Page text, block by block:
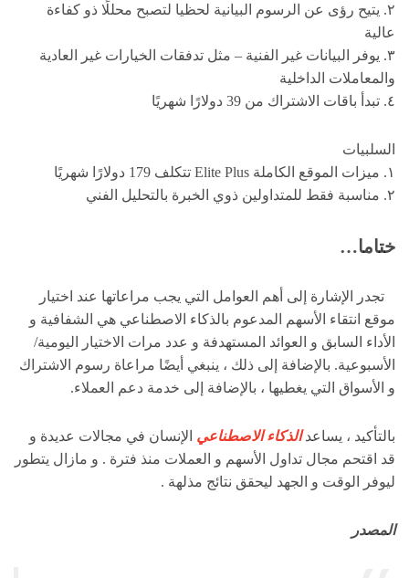
٢. يتيح رؤى عن الرسوم البيانية لحظيا لتصبح محللًا ذو كفاءة
عالية
٣. يوفر البيانات غير الفنية – مثل تدفقات الخيارات غير العادية
والمعاملات الداخلية
٤. تبدأ باقات الاشتراك من 39 دولارًا شهريًا
السلبيات
١. ميزات الموقع الكاملة Elite Plus تتكلف 179 دولارًا شهريًا
٢. مناسبة فقط للمتداولين ذوي الخبرة بالتحليل الفني
ختاما…
تجدر الإشارة إلى أهم العوامل التي يجب مراعاتها عند اختيار
موقع انتقاء الأسهم المدعوم بالذكاء الاصطناعي هي الشفافية و
الأداء السابق و العوائد المستهدفة و عدد مرات الاختيار اليومية/
الأسبوعية. بالإضافة إلى ذلك ، ينبغي أيضًا مراعاة رسوم الاشتراك
و الأسواق التي يغطيها ، بالإضافة إلى خدمة دعم العملاء.
بالتأكيد ، يساعدالذكاء الاصطناعي الإنسان في مجالات عديدة و
قد اقتحم مجال تداول الأسهم و العملات منذ فترة . و مازال يتطور
ليوفر الوقت و الجهد ليحقق نتائج مذلهة .
المصدر